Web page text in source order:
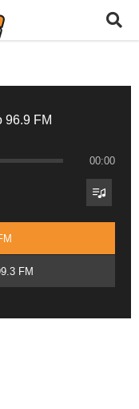
96.9 FM
00:00
FM